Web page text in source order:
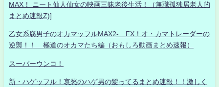
MAX！ ニート仙人仙女の映画三昧老後生活！（無職孤独居老人的
まとめ速報Z)]
乙女系腐男子のオカマッフルMAX2- FX！オ・カマトレーダーの
逆襲！！ 極道のオカマたち編（おもしろ動画まとめ速報）
スーパーウンコ！
新・ハゲッフル！哀愁のハゲ男の髪ってるまとめ速報！！激しく